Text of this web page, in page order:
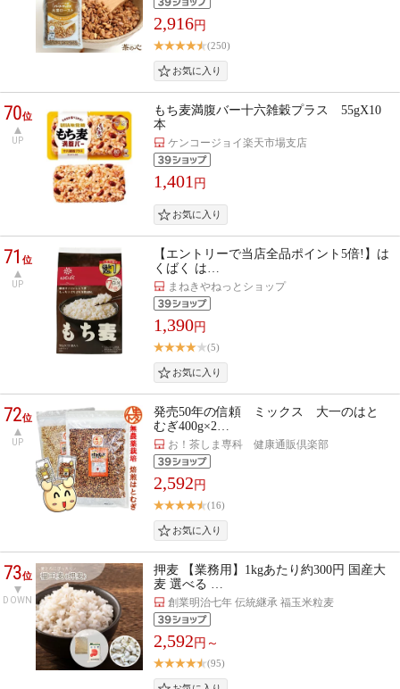
2,916円
(250)
70位
UP
もち麦満腹バー十六雑穀プラス 55gX10
本
ケンコージョイ楽天市場支店
1,401 円
71位
UP
【エントリーで当店全品ポイント5倍!】は
くばく は…
まねきやねっとショップ
1,390円
(5)
72位
UP
発売50年の信頼 ミックス 大一のはと
むぎ400g×2…
お！茶しま専科 健康通販倶楽部
2,592 円
(16)
73位
DOWN
押麦 【業務用】1kgあたり約300円 国産大
麦 選べる …
創業明治七年 伝統継承 福玉米粒麦
2,592 円～
(95)